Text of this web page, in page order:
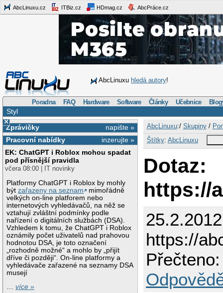
AbcLinuxu.cz ITBiz.cz HDmag.cz AbcPráce.cz
AbcLinuxu hledá autory!
Poradna FAQ Hardware Software Články Učebnice
Styl
×
napište »
Zprávičky
inzerujte »
Pracovní nabídky
EK: ChatGPT i Roblox mohou spadat
pod přísnější pravidla
včera 08:00 | IT novinky
Platformy ChatGPT i Roblox by mohly
býtzařazeny na seznam
mimořádně
velkých on-line platforem nebo
internetových vyhledávačů, na něž se
vztahují zvláštní podmínky podle
nařízení o digitálních službách (DSA).
Vzhledem k tomu, že ChatGPT i Roblox
oznámily počet uživatelů nad prahovou
hodnotou DSA, je toto označení
„rozhodně možné“ a mohlo by „přijít
dříve či později“. On-line platformy a
vyhledávače zařazené na seznamy DSA
musejí
…více »
AbcLinuxu:/ Skupiny/
Štítky: AbcLinuxu
Dotaz:
https://
https://